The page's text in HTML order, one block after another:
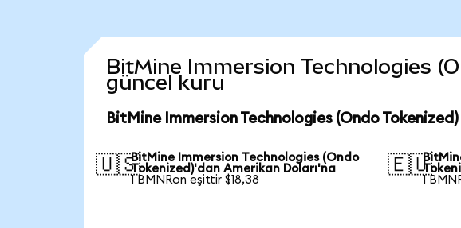
BitMine Immersion Technologies
güncel kuru
BitMine Immersion Technologies (Ondo
🇺🇸BitMine Immersion Technologies (Ondo
Tokenized)'dan Amerikan Doları'na
1 BMNRon eşittir $18,38
🇪🇺
1